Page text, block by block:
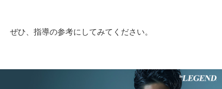
ぜひ、指導の参考にしてみてください。